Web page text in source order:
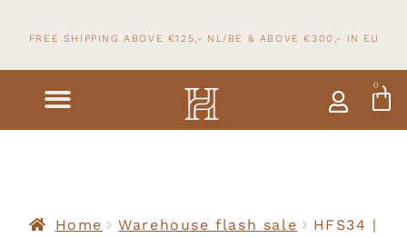
FREE SHIPPING ABOVE €125,- NL/BE & ABOVE €300,- IN EU
0
Home Warehouse flash sale
HFS34 |